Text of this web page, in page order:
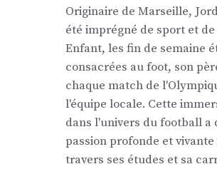
Originaire de Marseille,
été imprégné de sport et
Enfant, les fin de semaine
consacrées au foot, son
chaque match de
l'équipe locale. Cette
dans l'univers du football a
passion profonde et vivante
travers ses études et sa